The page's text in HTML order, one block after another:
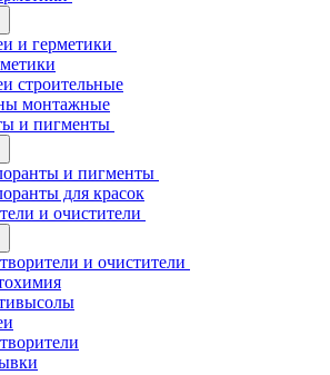
и герметики
строительные
монтажные
и пигменты
и пигменты
для красок
и очистители
и очистители